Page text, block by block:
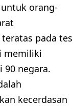
orang-
pada tes
memiliki
90 negara.
kecerdasan